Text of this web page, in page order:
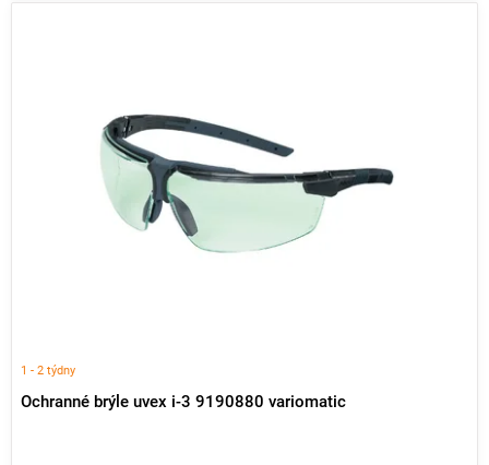
Ochranné brýle uvex i-3 9190880 variomatic
1 - 2 týdny